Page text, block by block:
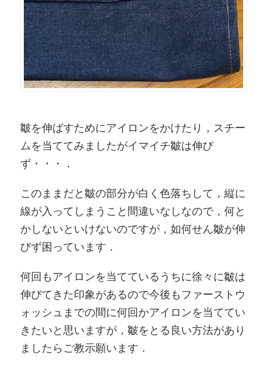
皺を伸ばすためにアイロンをかけたり，スチー
ムを当ててみましたがイマイチ皺は伸び
ず・・・．
このままだと皺の部分が白く色落ちして，縦に
線が入ってしまうこと間違いなしなので，何と
かしないといけないのですが，如何せん皺が伸
びず困っています．
何回もアイロンを当てているうちに徐々に皺は
伸びてきた印象があるので今後もファーストウ
ォッシュまでの間に何回かアイロンを当ててい
きたいと思いますが，皺をとる良い方法があり
ましたらご教示願います．